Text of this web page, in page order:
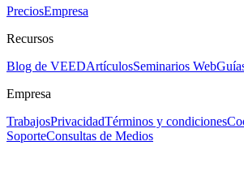
PreciosEmpresa
Recursos
Blog de VEEDArtículosSeminarios Web
Empresa
TrabajosPrivacidadTérminos y condiciones
SoporteConsultas de Medios